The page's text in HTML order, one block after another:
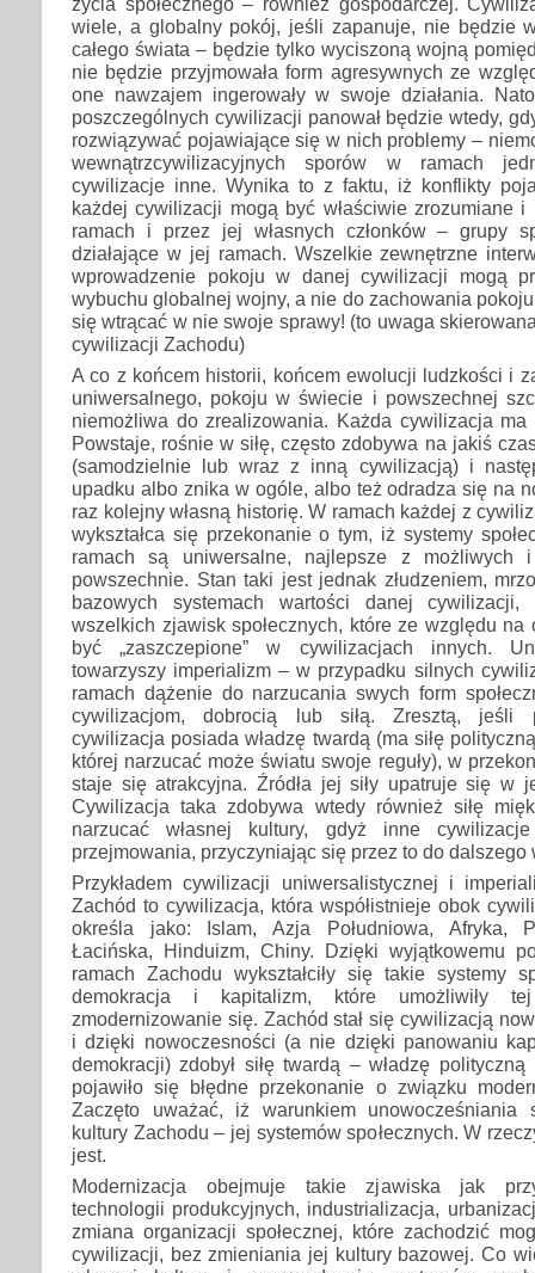
wiele, a globalny pokój, jeśli zapanuje, nie będzie
całego świata – będzie tylko wyciszoną wojną
nie będzie przyjmowała form agresywnych ze
one nawzajem ingerowały w swoje działania.
poszczególnych cywilizacji panował będzie wtedy,
rozwiązywać pojawiające się w nich problemy –
wewnątrzcywilizacyjnych sporów w ramach
cywilizacje inne. Wynika to z faktu, iż konflikty
każdej cywilizacji mogą być właściwie zrozumiane
ramach i przez jej własnych członków – grupy
działające w jej ramach. Wszelkie zewnętrzne
wprowadzenie pokoju w danej cywilizacji mogą
wybuchu globalnej wojny, a nie do zachowania
się wtrącać w nie swoje sprawy! (to uwaga
cywilizacji Zachodu)
A co z końcem historii, końcem ewolucji ludzkości i
uniwersalnego, pokoju w świecie i powszechnej
niemożliwa do zrealizowania. Każda cywilizacja ma
Powstaje, rośnie w siłę, często zdobywa na jakiś
(samodzielnie lub wraz z inną cywilizacją) i
upadku albo znika w ogóle, albo też odradza się na
raz kolejny własną historię. W ramach każdej z
wykształca się przekonanie o tym, iż systemy
ramach są uniwersalne, najlepsze z możliwych
powszechnie. Stan taki jest jednak złudzeniem,
bazowych systemach wartości danej cywilizacji,
wszelkich zjawisk społecznych, które ze względu na
być „zaszczepione” w cywilizacjach innych.
towarzyszy imperializm – w przypadku silnych
ramach dążenie do narzucania swych form
cywilizacjom, dobrocią lub siłą. Zresztą, jeśli
cywilizacja posiada władzę twardą (ma siłę
której narzucać może światu swoje reguły), w
staje się atrakcyjna. Źródła jej siły upatruje się w
Cywilizacja taka zdobywa wtedy również siłę
narzucać własnej kultury, gdyż inne
przejmowania, przyczyniając się przez to do dalszego
Przykładem cywilizacji uniwersalistycznej i
Zachód to cywilizacja, która współistnieje obok
określa jako: Islam, Azja Południowa, Afryka,
Łacińska, Hinduizm, Chiny. Dzięki wyjątkowemu
ramach Zachodu wykształciły się takie systemy
demokracja i kapitalizm, które umożliwiły
zmodernizowanie się. Zachód stał się cywilizacją
i dzięki nowoczesności (a nie dzięki panowaniu
demokracji) zdobył siłę twardą – władzę
pojawiło się błędne przekonanie o związku
Zaczęto uważać, iż warunkiem unowocześniania
kultury Zachodu – jej systemów społecznych. W
jest.
Modernizacja obejmuje takie zjawiska jak
technologii produkcyjnych, industrializacja,
zmiana organizacji społecznej, które zachodzić
cywilizacji, bez zmieniania jej kultury bazowej. Co